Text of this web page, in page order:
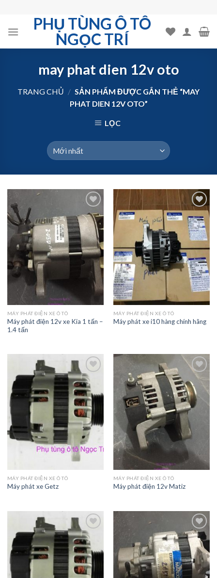
content
PHỤ TÙNG Ô TÔ
NGỌC TRÍ
may phat dien 12v oto
TRANG CHỦ / SẢN PHẨM ĐƯỢC GẮN THẺ “MAY
PHAT DIEN 12V OTO”
LỌC
Add to
Wishlist
MÁY PHÁT ĐIỆN XE Ô TÔ
Máy phát điện 12v xe Kia 1 tấn –
1.4 tấn
Wishlist
MÁY PHÁT ĐIỆN XE Ô TÔ
Máy phát xe i10 hàng chính hãng
Add to
Wishlist
MÁY PHÁT ĐIỆN XE Ô TÔ
Máy phát xe Getz
Add to
Wishlist
MÁY PHÁT ĐIỆN XE Ô TÔ
Máy phát điện 12v Matiz
Add to
Wishlist
Add to
Wishlist